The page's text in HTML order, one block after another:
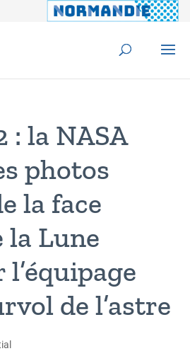
la NASA
photos
la face
la Lune
de l’astre